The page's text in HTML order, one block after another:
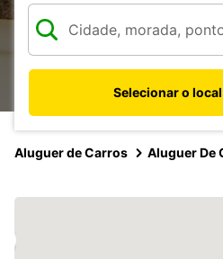
Selecionar o
Aluguer de Carros Aluguer De